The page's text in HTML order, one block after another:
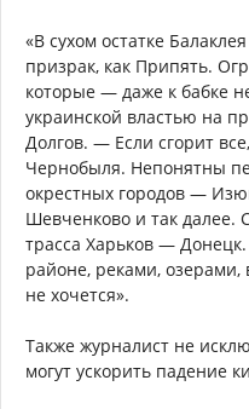
«В сухом остатке
призрак, как Припять.
которые — даже к бабке
украинской властью на
Долгов. — Если сгорит
Чернобыля. Непонятны
окрестных городов —
Шевченково и так далее.
трасса Харьков — Донецк.
районе, реками,
не хочется».
Также журналист не
могут ускорить падение